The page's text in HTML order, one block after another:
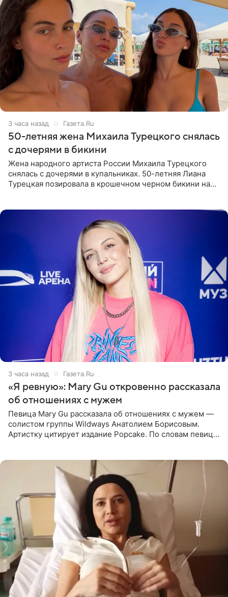
3 часа назад Газета.Ru
50-летняя жена Михаила Турецкого снялась
с дочерями в бикини
Жена народного артиста России Михаила Турецкого
снялась с дочерями в купальниках. 50-летняя Лиана
Турецкая позировала в крошечном черном бикини на
3 часа назад Газета.Ru
«Я ревную»: Mary Gu откровенно рассказала
об отношениях с мужем
Певица Mary Gu рассказала об отношениях с мужем —
солистом группы Wildways Анатолием Борисовым.
Артистку цитирует издание Popcake. По словам певицы,